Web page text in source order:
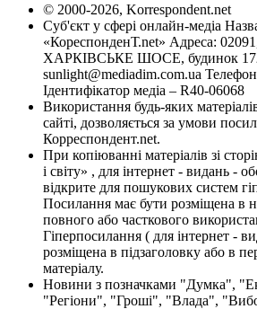
© 2000-2026, Korrespondent.net
Суб'єкт у сфері онлайн-медіа
«КореспонденТ.net» Адреса:
ХАРКІВСЬКЕ ШОСЕ, будинок
sunlight@mediadim.com.ua
Ідентифікатор медіа – R40-06068
Використання будь-яких
сайті, дозволяється за умови
Корреспондент.net.
При копіюванні матеріалів зі
і світу» , для інтернет - видань -
відкрите для пошукових систем
Посилання має бути розміщена в
повного або часткового
Гіперпосилання ( для інтернет -
розміщена в підзаголовку або в
матеріалу.
Новини з позначками "Думка",
"Регіони", "Гроші", "Влада",